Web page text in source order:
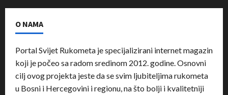
O NAMA
Portal Svijet Rukometa je specijalizirani internet magazin
koji je počeo sa radom sredinom 2012. godine. Osnovni
cilj ovog projekta jeste da se svim ljubiteljima rukometa
u Bosni i Hercegovini i regionu, na što bolji i kvalitetniji